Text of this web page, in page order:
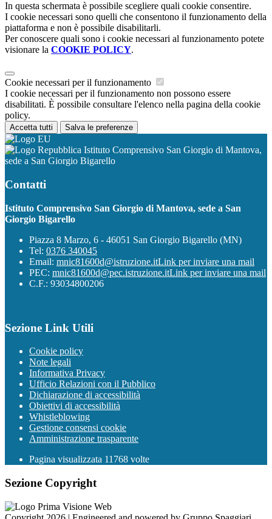
In questa schermata è possibile scegliere quali cookie consentire.
I cookie necessari sono quelli che consentono il funzionamento della
piattaforma e non è possibile disabilitarli.
Per conoscere quali sono i cookie necessari al funzionamento potete
visionare la COOKIE POLICY.
Cookie necessari per il funzionamento
I cookie necessari per il funzionamento non possono essere
disabilitati. È possibile consultare l'elenco nella pagina della cookie
policy.
Accetta tutti Salva le preferenze
Istituto Comprensivo San Giorgio di Mantova,
sede a San Giorgio Bigarello
Contatti
Istituto Comprensivo San Giorgio di Mantova, sede a San
Giorgio Bigarello
Piazza 8 Marzo, 6 - 46051 San Giorgio Bigarello (MN)
Tel: 0376 340045
Email: mnic81600d@istruzione.itLink per inviare una mail
PEC: mnic81600d@pec.istruzione.itLink per inviare una mail
C.F.: 93034800206
Sezione Link Utili
Cookie policy
Note legali
Informativa Privacy
Ufficio Relazioni con il Pubblico
Dichiarazione di accessibilità
Obiettivi di accessibilità
Whistleblowing
Gestione consensi cookie
Amministrazione trasparente
Pagina visualizzata 11768 volte
Sezione Copyright